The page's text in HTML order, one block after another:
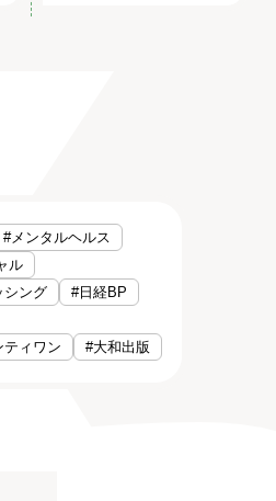
#メンタルヘルス
ル
シング
#日経BP
ティワン
#大和出版